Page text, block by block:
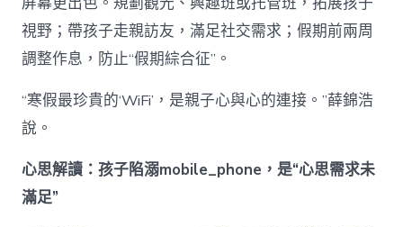
視野；帶孩子走親訪友，滿足社交需求；假期前兩周
調整作息，防止“假期綜合征”。
“寒假最珍貴的‘WiFi’，是親子心與心的連接。”薛錦浩
說。
心思解讀：孩子陷溺mobile_phone，是“心思需求未
滿足”